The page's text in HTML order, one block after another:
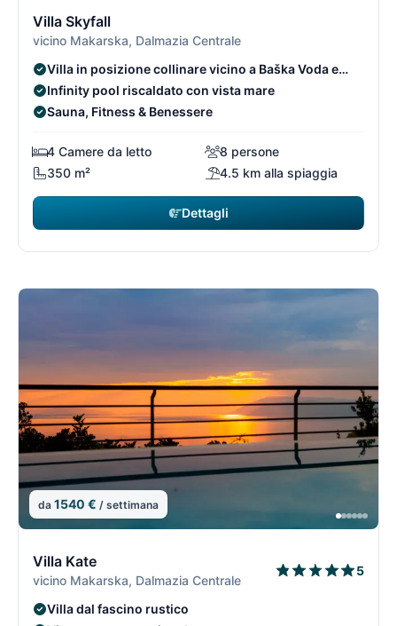
Villa Skyfall
vicino Makarska, Dalmazia Centrale
Villa in posizione collinare vicino a Baška Voda e
Makarska
Infinity pool riscaldato con vista mare
Sauna, Fitness & Benessere
4 Camere da letto
8 persone
350 m²
4.5 km alla spiaggia
Dettagli
da 1540 € / settimana
Villa Kate
vicino Makarska, Dalmazia Centrale
5
Villa dal fascino rustico